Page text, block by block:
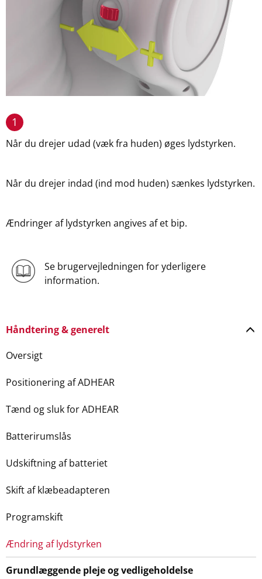
1
Når du drejer udad (væk fra huden) øges lydstyrken.
Når du drejer indad (ind mod huden) sænkes lydstyrken.
Ændringer af lydstyrken angives af et bip.
Se brugervejledningen for yderligere
information.
Håndtering & generelt
Oversigt
Positionering af ADHEAR
Tænd og sluk for ADHEAR
Batterirumslås
Udskiftning af batteriet
Skift af klæbeadapteren
Programskift
Ændring af lydstyrken
Grundlæggende pleje og vedligeholdelse